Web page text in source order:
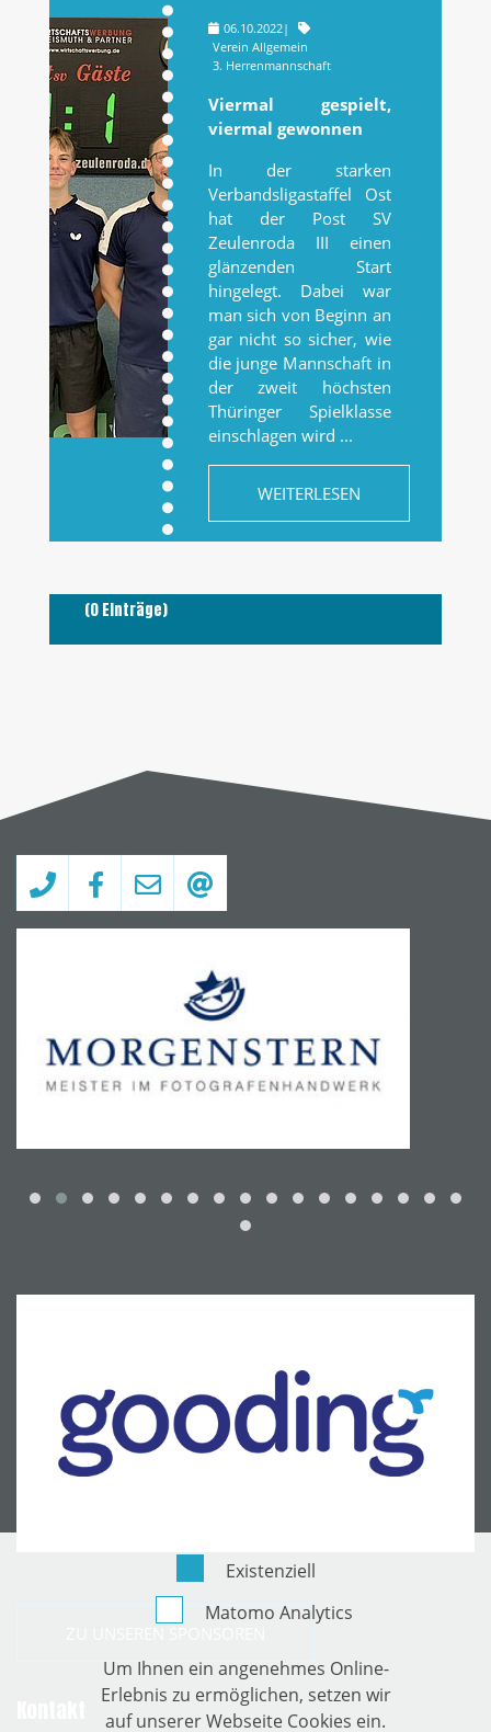
06.10.2022|
Verein Allgemein
3. Herrenmannschaft
Viermal gespielt,
viermal gewonnen
In der starken
Verbandsligastaffel Ost
hat der Post SV
Zeulenroda III einen
glänzenden Start
hingelegt. Dabei war
man sich von Beginn an
gar nicht so sicher, wie
die junge Mannschaft in
der zweit höchsten
Thüringer Spielklasse
einschlagen wird ...
WEITERLESEN
(0 Einträge)
Existenziell
Matomo Analytics
Um Ihnen ein angenehmes Online-
Erlebnis zu ermöglichen, setzen wir
auf unserer Webseite Cookies ein.